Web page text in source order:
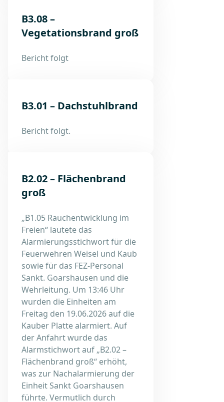
B3.08 –
Vegetationsbrand groß
Bericht folgt
B3.01 – Dachstuhlbrand
Bericht folgt.
B2.02 – Flächenbrand
groß
„B1.05 Rauchentwicklung im
Freien“ lautete das
Alarmierungsstichwort für die
Feuerwehren Weisel und Kaub
sowie für das FEZ-Personal
Sankt. Goarshausen und die
Wehrleitung. Um 13:46 Uhr
wurden die Einheiten am
Freitag den 19.06.2026 auf die
Kauber Platte alarmiert. Auf
der Anfahrt wurde das
Alarmstichwort auf „B2.02 –
Flächenbrand groß“ erhöht,
was zur Nachalarmierung der
Einheit Sankt Goarshausen
führte. Vermutlich durch